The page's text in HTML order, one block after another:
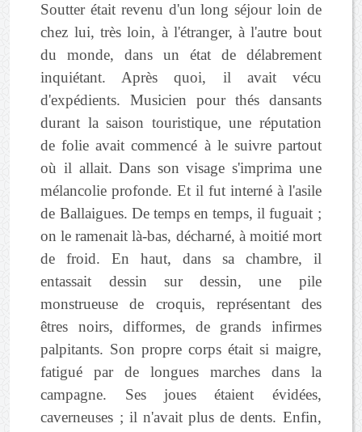
Soutter était revenu d'un long séjour loin de
chez lui, très loin, à l'étranger, à l'autre bout
du monde, dans un état de délabrement
inquiétant. Après quoi, il avait vécu
d'expédients. Musicien pour thés dansants
durant la saison touristique, une réputation
de folie avait commencé à le suivre partout
où il allait. Dans son visage s'imprima une
mélancolie profonde. Et il fut interné à l'asile
de Ballaigues. De temps en temps, il fuguait ;
on le ramenait là-bas, décharné, à moitié mort
de froid. En haut, dans sa chambre, il
entassait dessin sur dessin, une pile
monstrueuse de croquis, représentant des
êtres noirs, difformes, de grands infirmes
palpitants. Son propre corps était si maigre,
fatigué par de longues marches dans la
campagne. Ses joues étaient évidées,
caverneuses ; il n'avait plus de dents. Enfin,